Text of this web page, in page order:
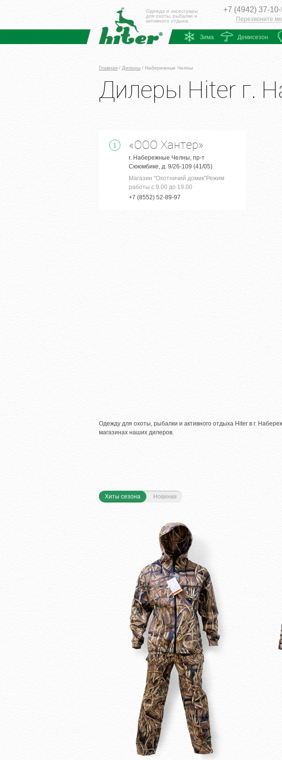
Одежда и аксессуары
для охоты, рыбалки и
активного отдыха.
+7 (4942) 37-
Перезвоните
Зима Демисезон
Главная / Дилеры / Набережные Челны
Дилеры Hiter г.
1 «ООО Хантер»
г. Набережные Челны, пр-т
Сююмбике, д. 9/26-109 (41/05)
Магазин "Охотничий домик"Режим
работы с 9.00 до 19.00
+7 (8552) 52-89-97
Одежду для охоты, рыбалки и активного отдыха Hiter в г.
магазинах наших дилеров.
Хиты сезона Новинки